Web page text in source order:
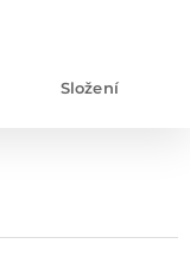
Složení